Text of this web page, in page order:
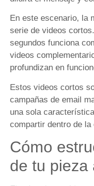
En este escenario, la
serie de videos
segundos funciona
videos
profundizan en
Estos videos cortos
campañas de email
una sola
compartir dentro de
Cómo
de tu pieza